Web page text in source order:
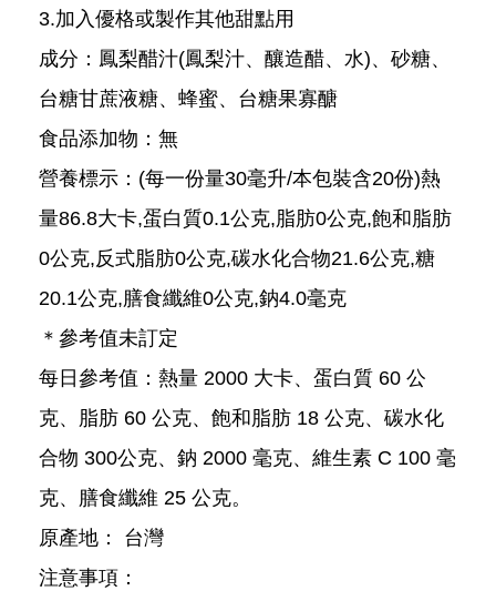
3.加入優格或製作其他甜點用
成分：鳳梨醋汁(鳳梨汁、釀造醋、水)、砂糖、
台糖甘蔗液糖、蜂蜜、台糖果寡醣
食品添加物：無
營養標示：(每一份量30毫升/本包裝含20份)熱
量86.8大卡,蛋白質0.1公克,脂肪0公克,飽和脂肪
0公克,反式脂肪0公克,碳水化合物21.6公克,糖
20.1公克,膳食纖維0公克,鈉4.0毫克
＊參考值未訂定
每日參考值：熱量 2000 大卡、蛋白質 60 公
克、脂肪 60 公克、飽和脂肪 18 公克、碳水化
合物 300公克、鈉 2000 毫克、維生素 C 100 毫
克、膳食纖維 25 公克。
原產地： 台灣
注意事項：